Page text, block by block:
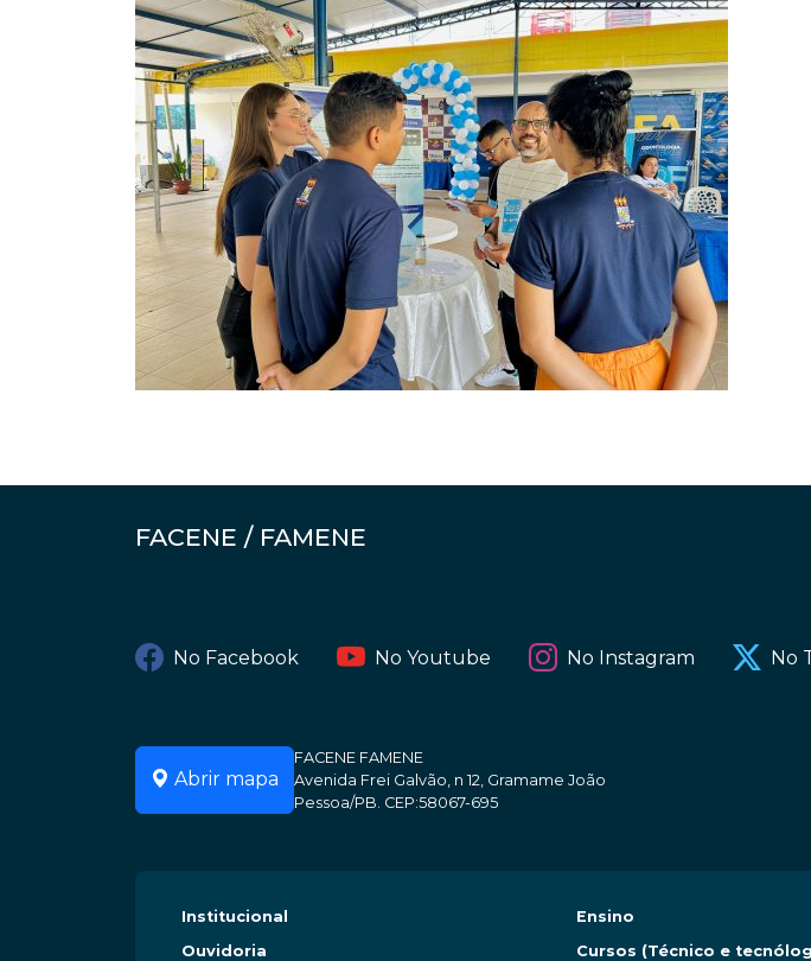
FACENE / FAMENE
No Facebook No Youtube No Instagram No
Abrir mapa
FACENE FAMENE
Avenida Frei Galvão, n 12, Gramame João
Pessoa/PB. CEP:58067-695
Institucional
Ouvidoria
Ensino
Cursos (Técnico e